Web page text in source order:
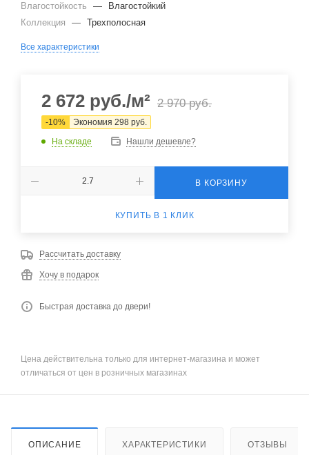
Влагостойкость
—
Влагостойкий
Коллекция
— Трехполосная
Все характеристики
2 672 руб./м² 2 970руб.
-10% Экономия 298 руб.
На складе
Нашли дешевле?
В КОРЗИНУ
КУПИТЬ В 1 КЛИК
Рассчитать доставку
Хочу в подарок
Быстрая доставка до двери!
Цена действительна только для интернет-магазина и может
отличаться от цен в розничных магазинах
ОПИСАНИЕ ХАРАКТЕРИСТИКИ ОТЗЫВЫ